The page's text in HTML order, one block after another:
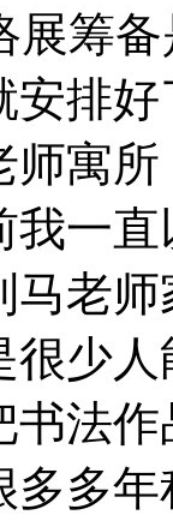
筹备
安排
师寓
我一
老
很少
书法
多多